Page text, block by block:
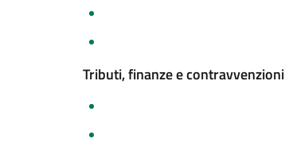
Tributi, finanze e contravvenzioni